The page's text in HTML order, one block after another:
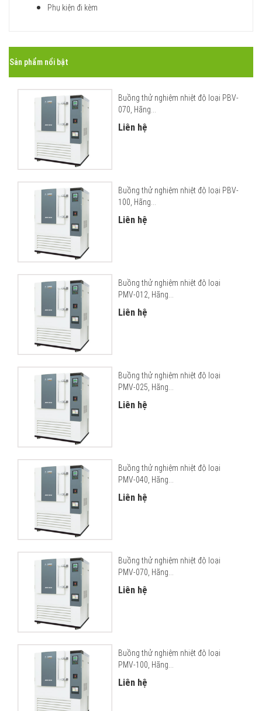
Phụ kiện đi kèm
Sản phẩm nổi bật
Buồng thử nghiệm nhiệt độ loại PBV-
070, Hãng...
Liên hệ
Buồng thử nghiệm nhiệt độ loại PBV-
100, Hãng...
Liên hệ
Buồng thử nghiệm nhiệt độ loại
PMV-012, Hãng...
Liên hệ
Buồng thử nghiệm nhiệt độ loại
PMV-025, Hãng...
Liên hệ
Buồng thử nghiệm nhiệt độ loại
PMV-040, Hãng...
Liên hệ
Buồng thử nghiệm nhiệt độ loại
PMV-070, Hãng...
Liên hệ
Buồng thử nghiệm nhiệt độ loại
PMV-100, Hãng...
Liên hệ